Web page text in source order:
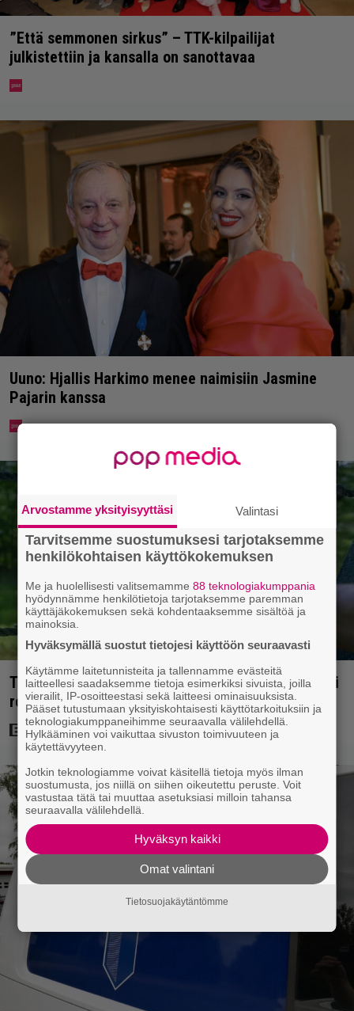
”Että semmonen sirkus” – TTK-kilpailijat
julkistettiin ja kansalla on sanottavaa
Uuno: Hjallis Harkimo menee naimisiin Jasmine
Pajarin kanssa
Tuleva videopelielokuva jäi Sam Neillin viimeiseksi
rooliksi
Arvostamme yksityisyyttäsi Valintasi
Tarvitsemme suostumuksesi tarjotaksemme
henkilökohtaisen käyttökokemuksen
Me ja huolellisesti valitsemamme88 teknologiakumppania
hyödynnämme henkilötietoja tarjotaksemme paremman
käyttäjäkokemuksen sekä kohdentaaksemme sisältöä ja
mainoksia.
Hyväksymällä suostut tietojesi käyttöön seuraavasti
Käytämme laitetunnisteita ja tallennamme evästeitä
laitteellesi saadaksemme tietoja esimerkiksi sivuista, joilla
vierailit, IP-osoitteestasi sekä laitteesi ominaisuuksista.
Pääset tutustumaan yksityiskohtaisesti käyttötarkoituksiin ja
teknologiakumppaneihimme seuraavalla välilehdellä.
Hylkääminen voi vaikuttaa sivuston toimivuuteen ja
käytettävyyteen.
Jotkin teknologiamme voivat käsitellä tietoja myös ilman
suostumusta, jos niillä on siihen oikeutettu peruste. Voit
vastustaa tätä tai muuttaa asetuksiasi milloin tahansa
seuraavalla välilehdellä.
Hyväksyn kaikki
Omat valintani
Tietosuojakäytäntömme